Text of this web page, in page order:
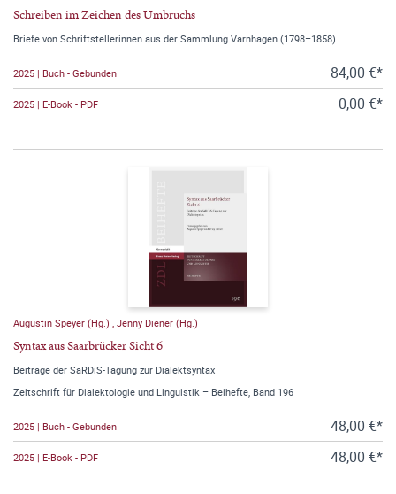
Schreiben im Zeichen des Umbruchs
Briefe von Schriftstellerinnen aus der Sammlung Varnhagen (1798–1858)
2025 | Buch - Gebunden 84,00 €*
2025 | E-Book - PDF 0,00 €*
Augustin Speyer (Hg.) , Jenny Diener (Hg.)
Syntax aus Saarbrücker Sicht 6
Beiträge der SaRDiS-Tagung zur Dialektsyntax
Zeitschrift für Dialektologie und Linguistik – Beihefte, Band 196
2025 | Buch - Gebunden 48,00 €*
2025 | E-Book - PDF 48,00 €*